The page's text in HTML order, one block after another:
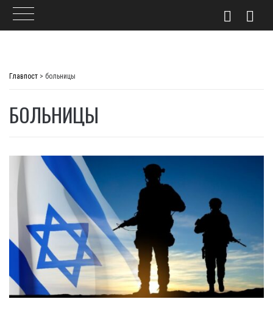
Главпост > больницы
БОЛЬНИЦЫ